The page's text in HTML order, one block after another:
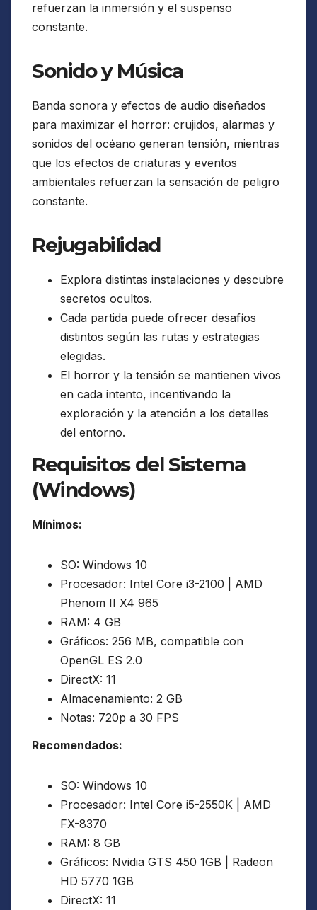
refuerzan la inmersión y el suspenso
constante.
Sonido y Música
Banda sonora y efectos de audio diseñados
para maximizar el horror: crujidos, alarmas y
sonidos del océano generan tensión, mientras
que los efectos de criaturas y eventos
ambientales refuerzan la sensación de peligro
constante.
Rejugabilidad
Explora distintas instalaciones y descubre
secretos ocultos.
Cada partida puede ofrecer desafíos
distintos según las rutas y estrategias
elegidas.
El horror y la tensión se mantienen vivos
en cada intento, incentivando la
exploración y la atención a los detalles
del entorno.
Requisitos del Sistema
(Windows)
Mínimos:
SO: Windows 10
Procesador: Intel Core i3-2100 | AMD
Phenom II X4 965
RAM: 4 GB
Gráficos: 256 MB, compatible con
OpenGL ES 2.0
DirectX: 11
Almacenamiento: 2 GB
Notas: 720p a 30 FPS
Recomendados:
SO: Windows 10
Procesador: Intel Core i5-2550K | AMD
FX-8370
RAM: 8 GB
Gráficos: Nvidia GTS 450 1GB | Radeon
HD 5770 1GB
DirectX: 11